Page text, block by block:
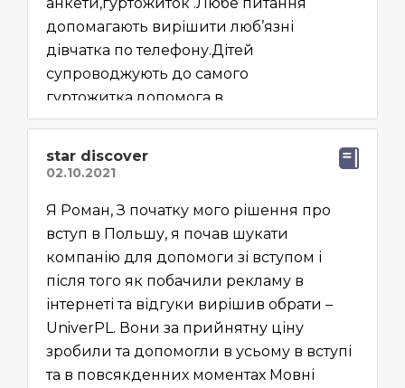
допомагають вирішити люб’язні
дівчатка по телефону.Дітей
супроводжують до самого
гуртожитка,допомога в
адаптаціїї,знайомство з новим
star discover
Я Роман, З початку мого рішення про
вступ в Польшу, я почав шукати
компанію для допомоги зі вступом і
після того як побачили рекламу в
інтернеті та відгуки вирішив обрати –
UniverPL. Вони за прийнятну ціну
зробили та допомогли в усьому в вступі
та в повсякденних моментах Мовні